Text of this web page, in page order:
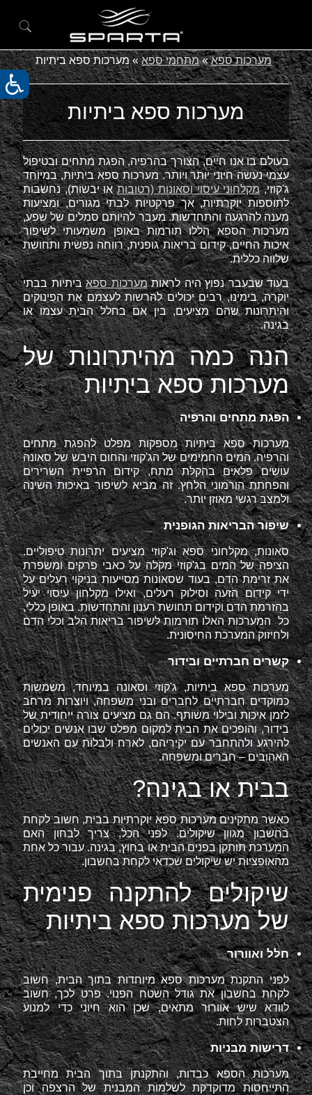
מערכות ספא»מתחמי ספא»מערכות ספא ביתיות
מערכות ספא ביתיות
בעולם בו אנו חיים, הצורך בהרפיה, הפגת מתחים ובטיפול
עצמי נעשה חיוני יותר ויותר. מערכות ספא ביתיות, במיוחד
ג'קוזי,מקלחוני עיסוי וסאונות (רטובותאו יבשות), נחשבות
לתוספות יוקרתיות, אך פרקטיות לבתי מגורים, ומציעות
מענה להרגעה והתחדשות. מעבר להיותם סמלים של שפע,
מערכות הספא הללו תורמות באופן משמעותי לשיפור
איכות החיים, קידום בריאות גופנית, רווחה נפשית ותחושת
שלווה כללית.
בעוד שבעבר נפוץ היה לראותמערכות ספאביתיות בבתי
יוקרה, בימינו, רבים יכולים להרשות לעצמם את הפינוקים
והיתרונות שהם מציעים, בין אם בחלל הבית עצמו או
בגינה.
הנה כמה מהיתרונות של
מערכות ספא ביתיות
הפגת מתחים והרפיה
מערכות ספא ביתיות מספקות מפלט להפגת מתחים
והרפיה. המים החמימים של הג'קוזי והחום היבש של סאונה
עושים פלאים בהקלת מתח, קידום הרפיית השרירים
והפחתת הורמוני הלחץ. זה מביא לשיפור באיכות השינה
ולמצב רגשי מאוזן יותר.
שיפור הבריאות הגופנית
סאונות, מקלחוני ספא וג'קוזי מציעים יתרונות טיפוליים.
הציפה של המים בג'קוזי מקלה על כאבי פרקים ומשפרת
את זרימת הדם, בעוד שסאונות מסייעות בניקוי רעלים על
ידי קידום הזעה וסילוק רעלים, ואילו מקלחון עיסוי יעיל
בהזרמת הדם וקידום תחושת רענון והתחדשות. באופן כללי,
כל המערכות האלו תורמות לשיפור בריאות הלב וכלי הדם
ולחיזוק המערכת החיסונית.
קשרים חברתיים ובידור
מערכות ספא ביתיות, ג'קוזי וסאונה במיוחד, משמשות
כמוקדים חברתיים לחברים ובני משפחה, ויוצרות מרחב
לזמן איכות ובילוי משותף. הם גם מציעים צורה ייחודית של
בידור, והופכים את הבית למקום מפלט שבו אנשים יכולים
להירגע ולהתחבר עם יקיריהם, לארח ולבלות עם האנשים
האהובים – חברים ומשפחה.
בבית או בגינה?
כאשר מתקינים מערכות ספא יוקרתיות בבית, חשוב לקחת
בחשבון מגוון שיקולים. לפני הכל, צריך לבחון האם
המערכת תותקן בפנים הבית או בחוץ, בגינה. עבור כל אחת
מהאופציות יש שיקולים שכדאי לקחת בחשבון.
שיקולים להתקנה פנימית
של מערכות ספא ביתיות
חלל ואוורור
לפני התקנת מערכות ספא מיוחדות בתוך הבית, חשוב
לקחת בחשבון את גודל השטח הפנוי. פרט לכך, חשוב
לוודא שיש אוורור מתאים, שכן הוא חיוני כדי למנוע
הצטברות לחות.
דרישות מבניות
מערכות הספא כבדות, והתקנתן בתוך הבית מחייבת
התייחסות מדוקדקת לשלמות המבנית של הרצפה וכן